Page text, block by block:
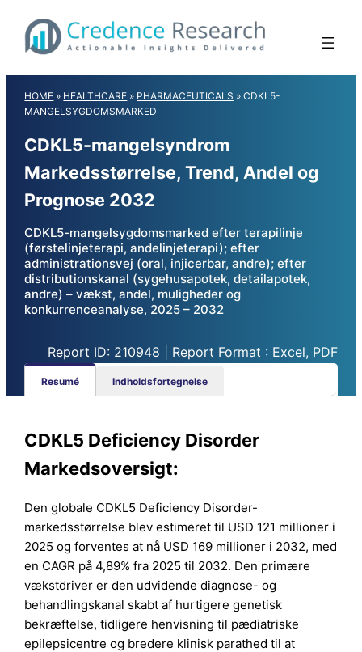
content
HOME » HEALTHCARE » PHARMACEUTICALS »CDKL5-
MANGELSYGDOMSMARKED
CDKL5-mangelsyndrom
Markedsstørrelse, Trend, Andel og
Prognose 2032
CDKL5-mangelsygdomsmarked efter terapilinje
(førstelinjeterapi, andelinjeterapi); efter
administrationsvej (oral, injicerbar, andre); efter
distributionskanal (sygehusapotek, detailapotek,
andre) – vækst, andel, muligheder og
konkurrenceanalyse, 2025 – 2032
Report ID: 210948 | Report Format : Excel, PDF
Resumé Indholdsfortegnelse
CDKL5 Deficiency Disorder
Markedsoversigt:
Den globale CDKL5 Deficiency Disorder-
markedsstørrelse blev estimeret til USD 121 millioner i
2025 og forventes at nå USD 169 millioner i 2032, med
en CAGR på 4,89% fra 2025 til 2032. Den primære
vækstdriver er den udvidende diagnose- og
behandlingskanal skabt af hurtigere genetisk
bekræftelse, tidligere henvisning til pædiatriske
epilepsicentre og bredere klinisk parathed til at